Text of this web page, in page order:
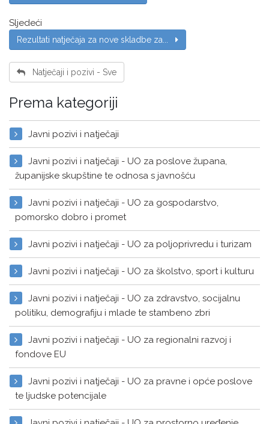
Sljedeći
Rezultati natječaja za nove skladbe za...
Natječaji i pozivi - Sve
Prema kategoriji
Javni pozivi i natječaji
Javni pozivi i natječaji - UO za poslove župana,
županijske skupštine te odnosa s javnošću
Javni pozivi i natječaji - UO za gospodarstvo,
pomorsko dobro i promet
Javni pozivi i natječaji - UO za poljoprivredu i turizam
Javni pozivi i natječaji - UO za školstvo, sport i kulturu
Javni pozivi i natječaji - UO za zdravstvo, socijalnu
politiku, demografiju i mlade te stambeno zbri
Javni pozivi i natječaji - UO za regionalni razvoj i
fondove EU
Javni pozivi i natječaji - UO za pravne i opće poslove
te ljudske potencijale